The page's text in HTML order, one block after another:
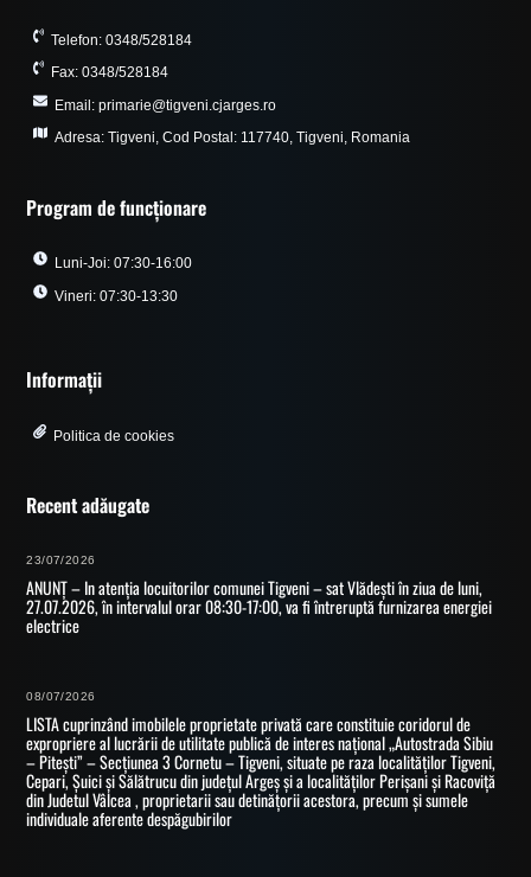
Telefon: 0348/528184
Fax: 0348/528184
Email: primarie@tigveni.cjarges.ro
Adresa: Tigveni, Cod Postal: 117740, Tigveni, Romania
Program de funcționare
Luni-Joi: 07:30-16:00
Vineri: 07:30-13:30
Informații
Politica de cookies
Recent adăugate
23/07/2026
ANUNȚ – In atenția locuitorilor comunei Tigveni – sat Vlădești în ziua de luni,
27.07.2026, în intervalul orar 08:30-17:00, va fi întreruptă furnizarea energiei
electrice
08/07/2026
LISTA cuprinzând imobilele proprietate privată care constituie coridorul de
expropriere al lucrării de utilitate publică de interes național „Autostrada Sibiu
– Pitești” – Secțiunea 3 Cornetu – Tigveni, situate pe raza localităților Tigveni,
Cepari, Șuici și Sălătrucu din județul Argeș și a localităților Perișani și Racoviță
din Judetul Vâlcea , proprietarii sau detinățorii acestora, precum și sumele
individuale aferente despăgubirilor